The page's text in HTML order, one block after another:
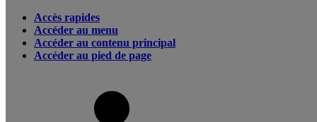
Accès rapides
Accéder au menu
Accéder au contenu principal
Accéder au pied de page